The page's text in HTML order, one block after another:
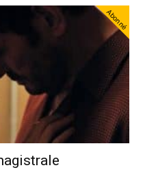
Abonné